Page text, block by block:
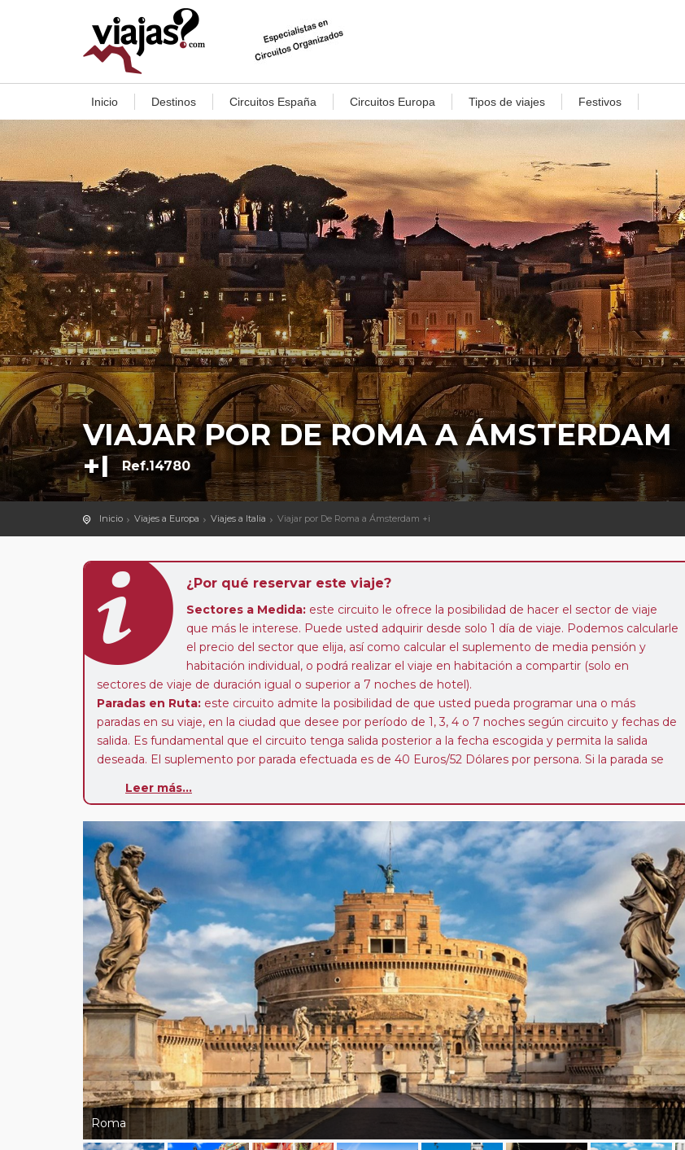
Inicio Destinos Circuitos España Circuitos Europa Tipos de viajes Festivos
VIAJAR POR DE ROMA A ÁMSTERDAM
+I Ref.14780
Inicio Viajes a Europa Viajes a Italia Viajar por De Roma a Ámsterdam +i
¿Por qué reservar este viaje?
Sectores a Medida: este circuito le ofrece la posibilidad de hacer el sector de viaje
que más le interese. Puede usted adquirir desde solo 1 día de viaje. Podemos calcularle
el precio del sector que elija, así como calcular el suplemento de media pensión y
habitación individual, o podrá realizar el viaje en habitación a compartir (solo en
sectores de viaje de duración igual o superior a 7 noches de hotel).
Paradas en Ruta: este circuito admite la posibilidad de que usted pueda programar una o más
paradas en su viaje, en la ciudad que desee por período de 1, 3, 4 o 7 noches según circuito y fechas de
salida. Es fundamental que el circuito tenga salida posterior a la fecha escogida y permita la salida
deseada. El suplemento por parada efectuada es de 40 Euros/52 Dólares por persona. Si la parada se
Pasajero Club:este circuito, en cualquier época del año, ofrece a los pasajeros que ya hayan viajado
realiza tras rellenar el cuestionario de satisfacción en "Mi viaje") o los que estén en luna de miel
contarán con un descuento del 5%.
Leer más...
Roma